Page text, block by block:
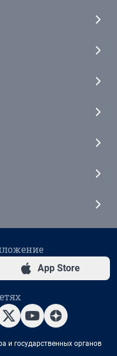
App Store
и государственных органов